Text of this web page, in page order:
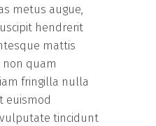
metus augue,
hendrerit
mattis
non quam
fringilla nulla
euismod
tincidunt